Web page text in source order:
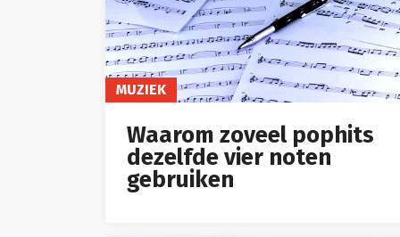
MUZIEK
Waarom zoveel pophits
dezelfde vier noten
gebruiken